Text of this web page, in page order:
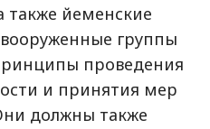
также йеменские
группы
проведения
и принятия мер
должны также